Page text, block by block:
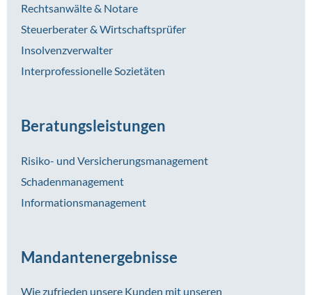
Rechtsanwälte & Notare
Steuerberater & Wirtschaftsprüfer
Insolvenzverwalter
Interprofessionelle Sozietäten
Beratungsleistungen
Risiko- und Versicherungsmanagement
Schadenmanagement
Informationsmanagement
Mandantenergebnisse
Wie zufrieden unsere Kunden mit unseren